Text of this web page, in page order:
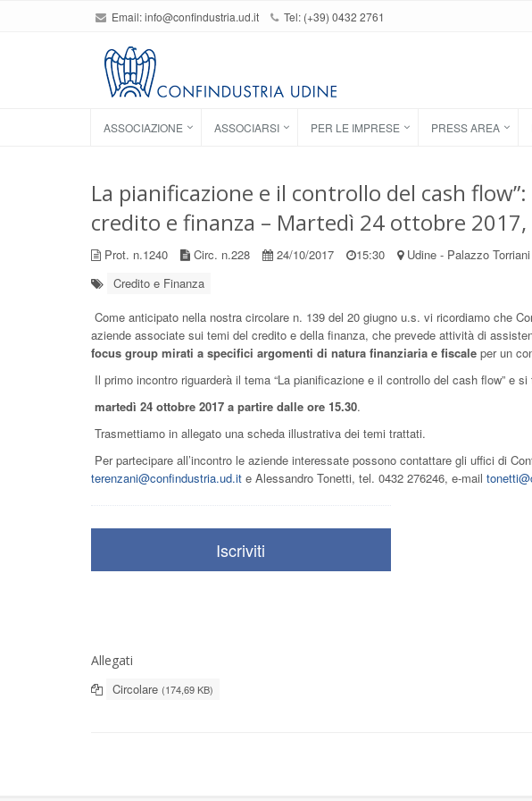
Email:info@confindustria.ud.it Tel: (+39) 0432 2761
ASSOCIAZIONE ASSOCIARSI PER LE IMPRESE PRESS AREA
La pianificazione e il controllo del cash
credito e finanza – Martedì 24 ottobre 2017,
Prot. n.1240 Circ. n.228 24/10/2017 15:30
Udine - Palazzo Torriani
Credito e Finanza
Come anticipato nella nostra circolare n. 139 del 20 giugno u.s. vi ricordiamo che
aziende associate sui temi del credito e della finanza, che prevede attività di
focus group mirati a specifici argomenti di natura finanziaria e fiscale per un
Il primo incontro riguarderà il tema “La pianificazione e il controllo del cash flow” e
martedì 24 ottobre 2017 a partire dalle ore 15.30.
Trasmettiamo in allegato una scheda illustrativa dei temi trattati.
Per partecipare all’incontro le aziende interessate possono contattare gli uffici di
terenzani@confindustria.ud.it e Alessandro Tonetti, tel. 0432 276246, e-mail
Iscriviti
Allegati
Circolare (174,69 KB)